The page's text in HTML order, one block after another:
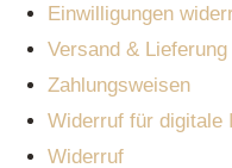
Einwilligungen
Versand & Lieferung
Zahlungsweisen
Widerruf für digitale
Widerruf